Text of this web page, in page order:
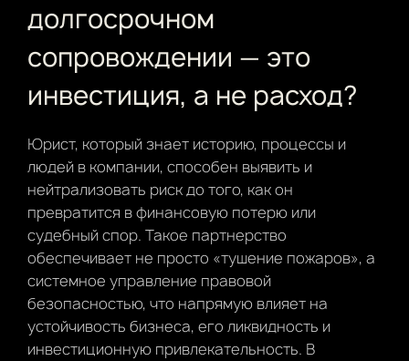
долгосрочном
сопровождении — это
инвестиция, а не расход?
Юрист, который знает историю, процессы и
людей в компании, способен выявить и
нейтрализовать риск до того, как он
превратится в финансовую потерю или
судебный спор. Такое партнерство
обеспечивает не просто «тушение пожаров», а
системное управление правовой
безопасностью, что напрямую влияет на
устойчивость бизнеса, его ликвидность и
инвестиционную привлекательность. В